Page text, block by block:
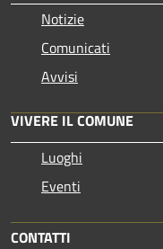
Notizie
Comunicati
Avvisi
VIVERE IL COMUNE
Luoghi
Eventi
CONTATTI